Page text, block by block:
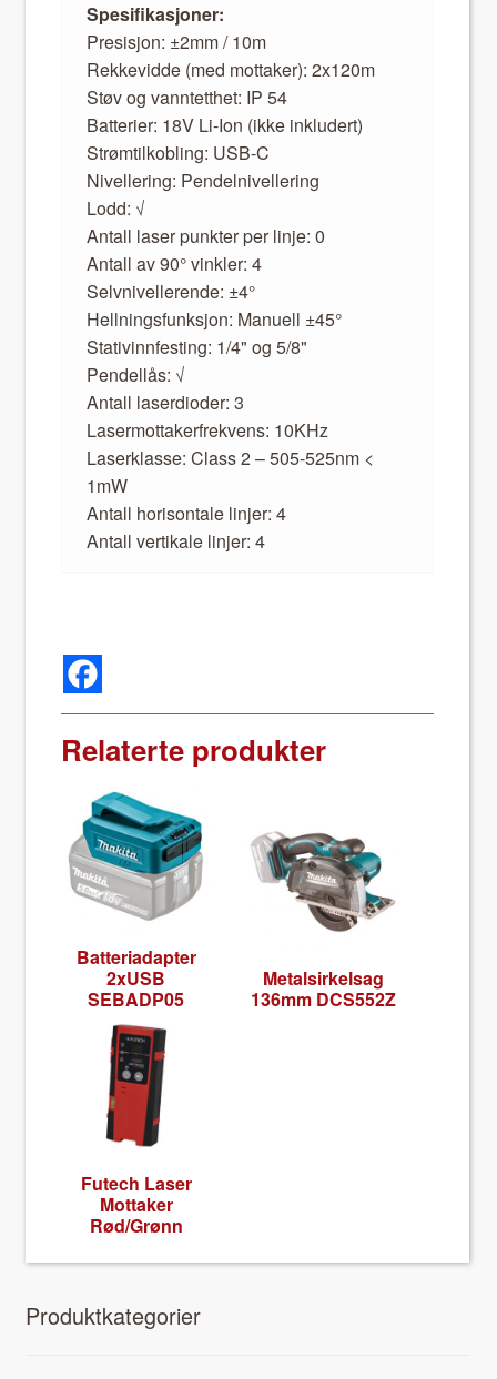
Spe­si­fikasjon­er:
Pre­sisjon: ±2mm / 10m
Rekke­v­id­de (med mot­tak­er): 2x120m
Støv og van­ntet­thet: IP 54
Bat­terier: 18V Li-Ion (ikke inklud­ert)
Strømtilkobling: USB-C
Niv­el­ler­ing: Pen­del­niv­el­ler­ing
Lodd: √
Antall laser punk­ter per lin­je: 0
Antall av 90° vin­kler: 4
Selvniv­ellerende: ±4°
Hell­nings­funksjon: Manuell ±45°
Sta­tivin­n­fest­ing: 1/4" og 5/8"
Pen­del­lås: √
Antall laser­dioder: 3
Laser­mot­tak­er­frekvens: 10KHz
Laserk­lasse: Class 2 – 505-525nm <
1mW
Antall horison­tale lin­jer: 4
Antall ver­tikale lin­jer: 4
Relaterte produkter
Bat­te­ri­adapter
2xUSB
SEBADP05
Met­al­sirkel­sag
136mm DCS552Z
Futech Laser
Mot­tak­er
Rød/Grønn
Pro­duk­tkat­e­gori­er